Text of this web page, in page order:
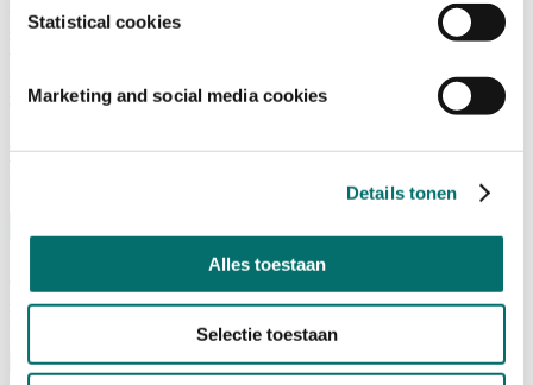
Statistical cookies
Marketing and social media cookies
Details tonen
Alles toestaan
Selectie toestaan
Adviescommissie
Vacatures
Ticket kopen voor Horecava
TICKETS HORECAVA
Contact
Nederlands